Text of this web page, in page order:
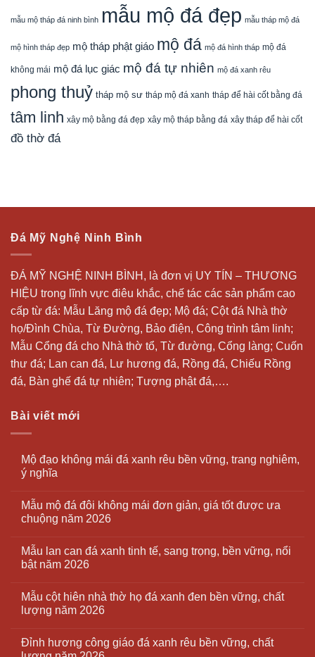
mẫu mộ tháp đá ninh bình mẫu mộ đá đẹp mẫu tháp mộ đá
mộ hình tháp đẹp mộ tháp phật giáo mộ đá mộ đá hình tháp mộ đá
không mái mộ đá lục giác mộ đá tự nhiên mộ đá xanh rêu
phong thuỷ tháp mộ sư tháp mộ đá xanh tháp để hài cốt bằng đá
tâm linh xây mộ bằng đá đẹp xây mộ tháp bằng đá xây tháp để hài cốt
đồ thờ đá
Đá Mỹ Nghệ Ninh Bình
ĐÁ MỸ NGHỆ NINH BÌNH, là đơn vị UY TÍN – THƯƠNG
HIỆU trong lĩnh vực điêu khắc, chế tác các sản phẩm cao
cấp từ đá: Mẫu Lăng mộ đá đẹp; Mộ đá; Cột đá Nhà thờ
họ/Đình Chùa, Từ Đường, Bảo điện, Công trình tâm linh;
Mẫu Cổng đá cho Nhà thờ tổ, Từ đường, Cổng làng; Cuốn
thư đá; Lan can đá, Lư hương đá, Rồng đá, Chiếu Rồng
đá, Bàn ghế đá tự nhiên; Tượng phật đá,….
Bài viết mới
Mộ đạo không mái đá xanh rêu bền vững, trang nghiêm,
ý nghĩa
Mẫu mộ đá đôi không mái đơn giản, giá tốt được ưa
chuộng năm 2026
Mẫu lan can đá xanh tinh tế, sang trọng, bền vững, nổi
bật năm 2026
Mẫu cột hiên nhà thờ họ đá xanh đen bền vững, chất
lượng năm 2026
Đỉnh hương công giáo đá xanh rêu bền vững, chất